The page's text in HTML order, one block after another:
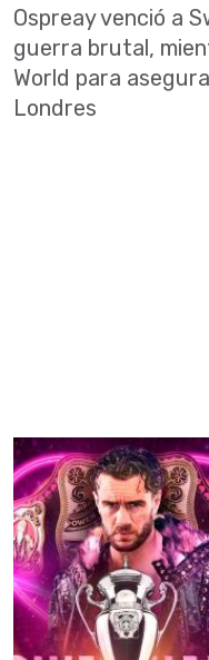
Ospreay venció a
guerra brutal,
World para
Londres